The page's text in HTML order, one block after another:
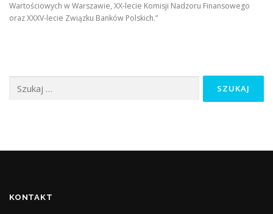
Wartościowych w Warszawie, XX-lecie Komisji Nadzoru Finansowego
oraz XXXV-lecie Związku Banków Polskich.”
KONTAKT